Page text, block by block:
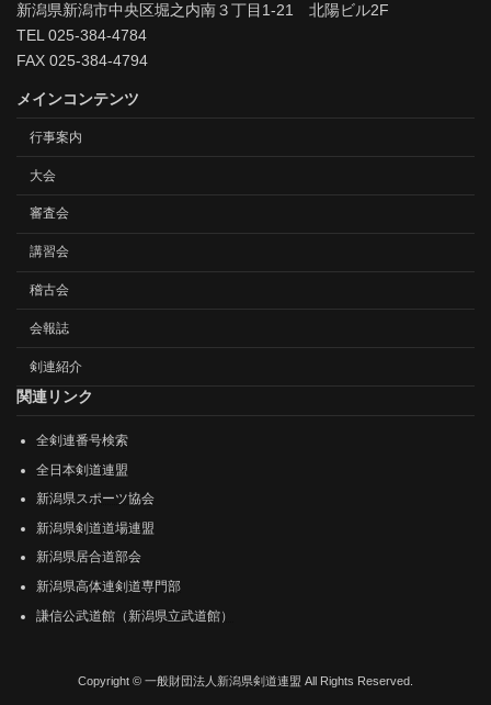
新潟県新潟市中央区堀之内南３丁目1-21 北陽ビル2F
TEL 025-384-4784
FAX 025-384-4794
メインコンテンツ
行事案内
大会
審査会
講習会
稽古会
会報誌
剣連紹介
関連リンク
全剣連番号検索
全日本剣道連盟
新潟県スポーツ協会
新潟県剣道道場連盟
新潟県居合道部会
新潟県高体連剣道専門部
謙信公武道館（新潟県立武道館）
Copyright © 一般財団法人新潟県剣道連盟 All Rights Reserved.